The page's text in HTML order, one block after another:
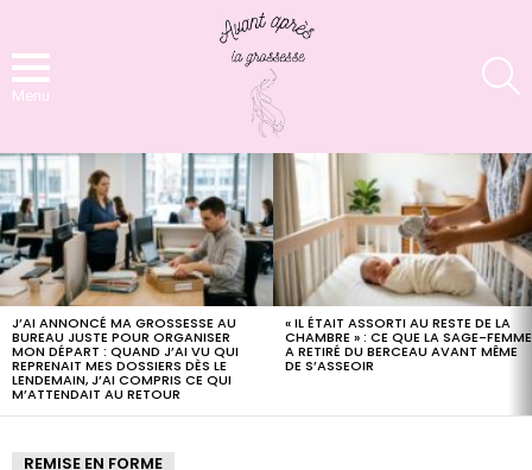
Menu
LATEST
STORIES
J’AI ANNONCÉ MA GROSSESSE AU
BUREAU JUSTE POUR ORGANISER
MON DÉPART : QUAND J’AI VU QUI
REPRENAIT MES DOSSIERS DÈS LE
LENDEMAIN, J’AI COMPRIS CE QUI
M’ATTENDAIT AU RETOUR
« IL ÉTAIT ASSORTI AU RESTE DE LA
CHAMBRE » : CE QUE LA SAGE-FEMME
A RETIRÉ DU BERCEAU AVANT MÊME
DE S’ASSEOIR
REMISE EN FORME